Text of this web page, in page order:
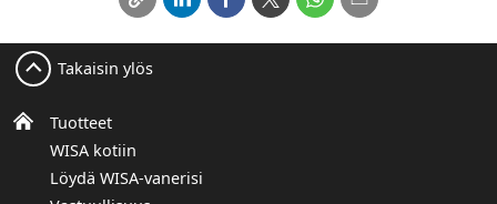
Tuotteet
WISA kotiin
Löydä WISA-vanerisi
Takaisin ylös